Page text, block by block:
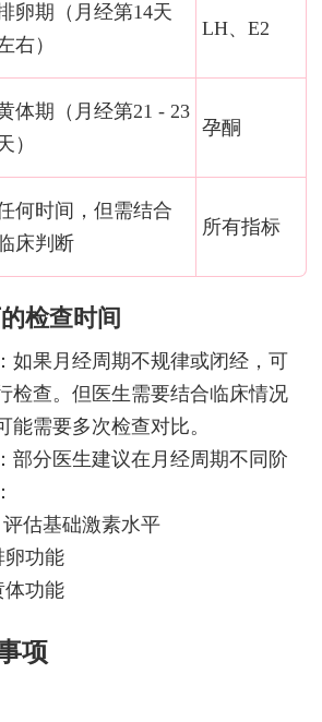
卵期（月经第14天
右）
LH、E2
体期（月经第21 - 23
）
孕酮
何时间，但需结合
床判断
所有指标
检查时间
如果月经周期不规律或闭经，可
检查。但医生需要结合临床情况
能需要多次检查对比。
部分医生建议在月经周期不同阶
估基础激素水平
卵功能
体功能
项